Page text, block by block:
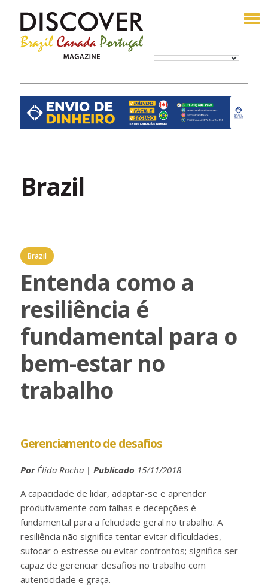
Brazil
Brazil
Entenda como a
resiliência é
fundamental para o
bem-estar no
trabalho
Gerenciamento de desafios
Por Élida Rocha | Publicado 15/11/2018
A capacidade de lidar, adaptar-se e aprender
produtivamente com falhas e decepções é
fundamental para a felicidade geral no trabalho. A
resiliência não significa tentar evitar dificuldades,
sufocar o estresse ou evitar confrontos; significa ser
capaz de gerenciar desafios no trabalho com
autenticidade e graça.